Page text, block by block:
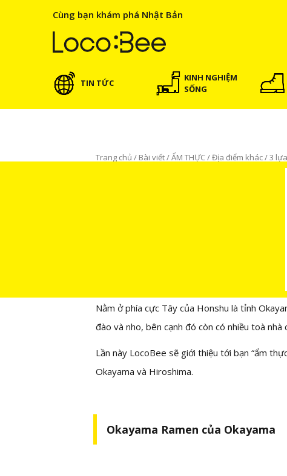
Cùng bạn khám phá Nhật Bản
TIN TỨC
KINH NGHIỆM
SỐNG
Trang chủ / Bài viết/ẨM THỰC/Địa điểm khác/3
3 lựa chọn ẩm thực vùng
Nằm ở phía cực Tây của Honshu là tỉnh
đào và nho, bên cạnh đó còn có nhiều toà
Lần này LocoBee sẽ giới thiệu tới bạn “ẩm
Okayama và Hiroshima.
Okayama Ramen của Okayama